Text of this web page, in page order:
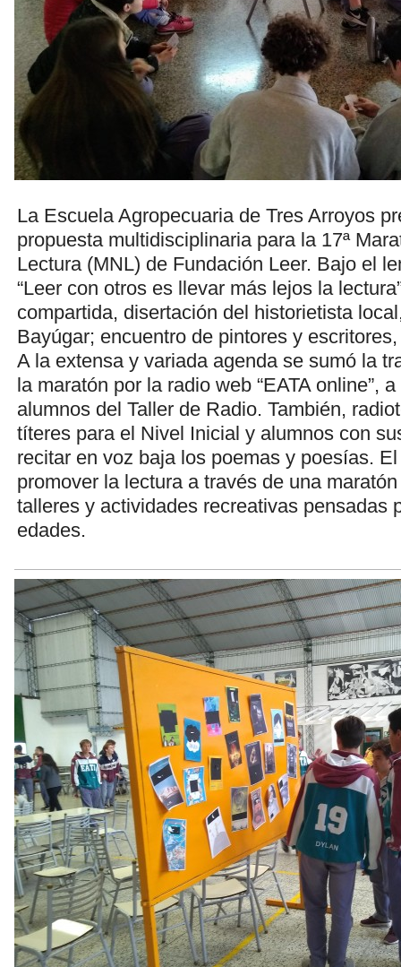
La Escuela Agropecuaria de Tres Arroyos
propuesta multidisciplinaria para la 17ª
Lectura (MNL) de Fundación Leer. Bajo el
“Leer con otros es llevar más lejos la
compartida, disertación del historietista
Bayúgar; encuentro de pintores y
A la extensa y variada agenda se sumó la
la maratón por la radio web “EATA online”,
alumnos del Taller de Radio. También,
títeres para el Nivel Inicial y alumnos con
recitar en voz baja los poemas y poesías.
promover la lectura a través de una
talleres y actividades recreativas pensadas
edades.